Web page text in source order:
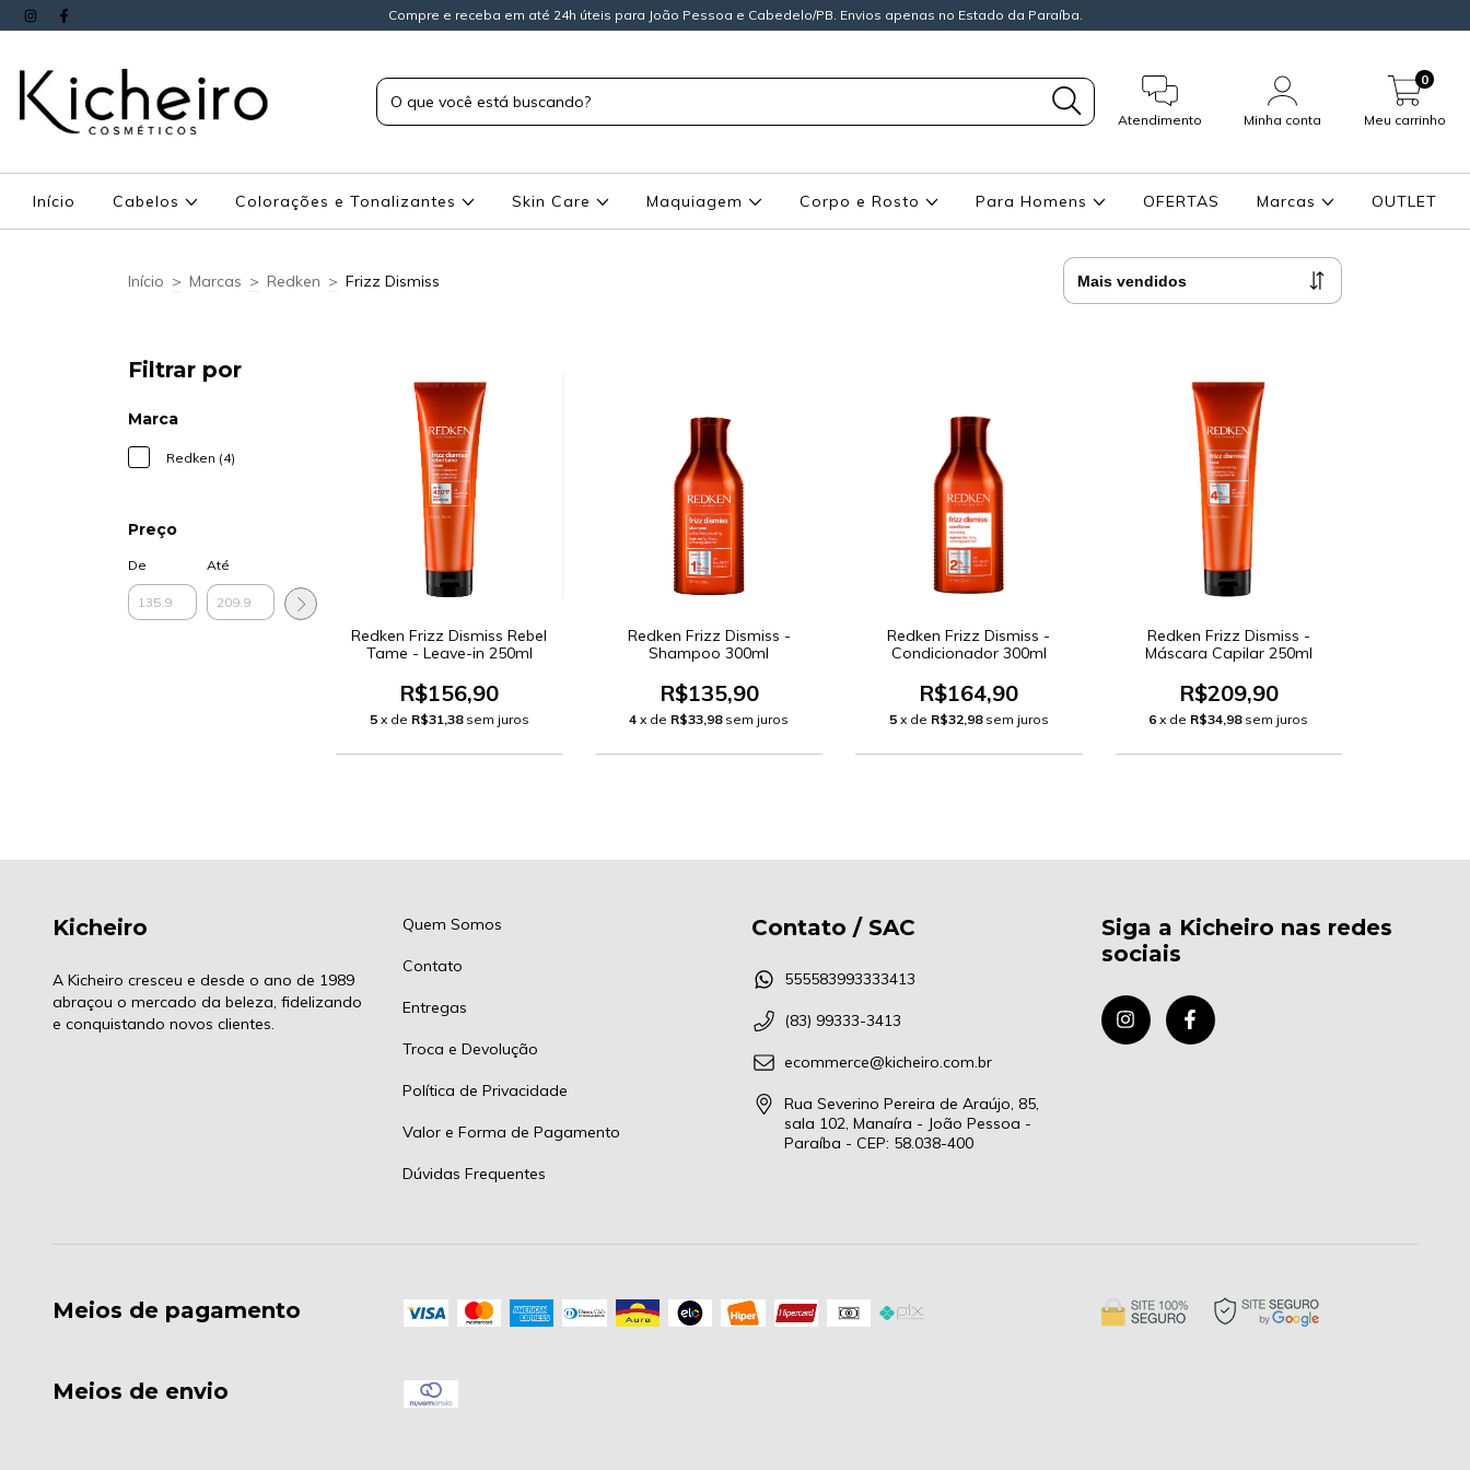
Compre e receba em até 24h úteis para João Pessoa e Cabedelo/PB. Envios apenas no Estado da Paraíba.
Atendimento Minha conta Meu carrinho
0
Início Cabelos Colorações e Tonalizantes Skin Care Maquiagem Corpo e Rosto Para Homens OFERTAS Marcas OUTLET
Início > Marcas > Redken > Frizz Dismiss
Filtrar por
Marca
Redken (4)
Preço
De Até
Redken Frizz Dismiss Rebel
Tame - Leave-in 250ml
R$156,90
5 x de R$31,38 sem juros
Redken Frizz Dismiss -
Shampoo 300ml
R$135,90
4 x de R$33,98 sem juros
Redken Frizz Dismiss -
Condicionador 300ml
R$164,90
5 x de R$32,98 sem juros
Redken Frizz Dismiss -
Máscara Capilar 250ml
R$209,90
6 x de R$34,98 sem juros
Kicheiro
A Kicheiro cresceu e desde o ano de 1989
abraçou o mercado da beleza, fidelizando
e conquistando novos clientes.
Quem Somos
Contato
Entregas
Troca e Devolução
Política de Privacidade
Valor e Forma de Pagamento
Dúvidas Frequentes
Contato / SAC
555583993333413
(83) 99333-3413
ecommerce@kicheiro.com.br
Rua Severino Pereira de Araújo, 85,
sala 102, Manaíra - João Pessoa -
Paraíba - CEP: 58.038-400
Siga a Kicheiro nas redes
sociais
Meios de pagamento
Meios de envio